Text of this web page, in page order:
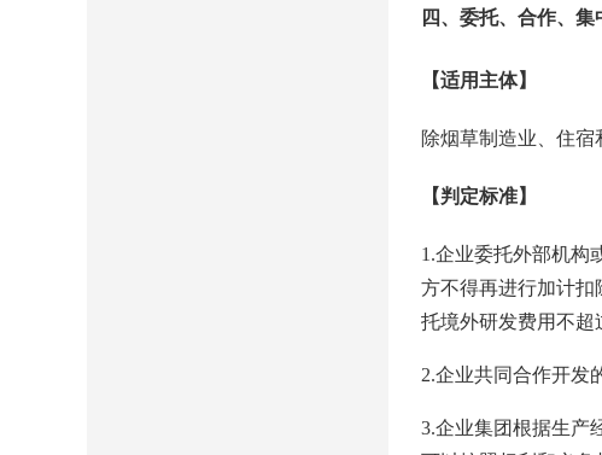
四、委托、合作、
【适用主体】
除烟草制造业、住
【判定标准】
1.企业委托外部机构
方不得再进行加计扣
托境外研发费用不超
2.企业共同合作开发
3.企业集团根据生产